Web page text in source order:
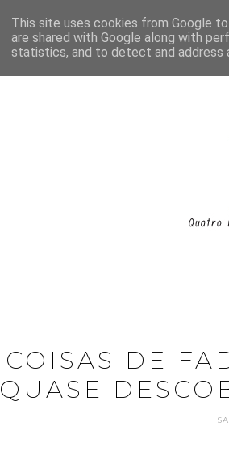
COISAS DE
QUASE
This site uses cookies from Google
are shared with Google along with
statistics, and to detect and address